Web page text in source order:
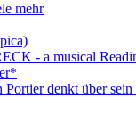
mehr
- a musical
denkt über sein